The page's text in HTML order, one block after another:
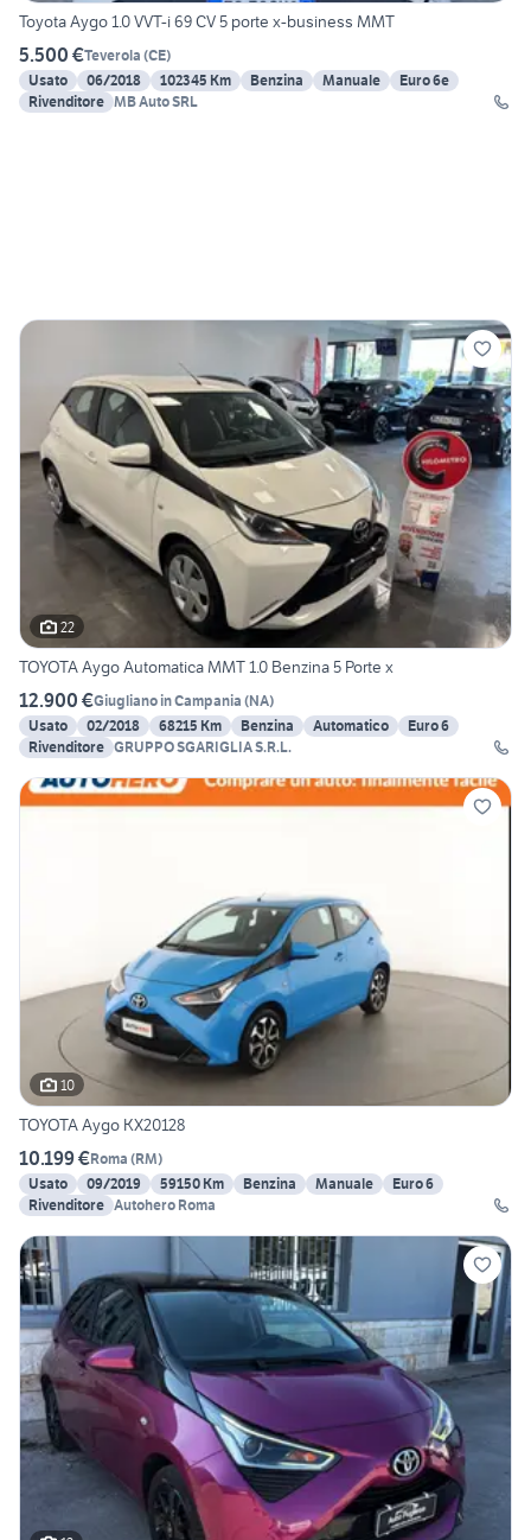
Toyota Aygo 1.0 VVT-i 69 CV 5 porte x-business MMT
5.500 €Teverola (CE)
Usato
06/2018 102345 Km Benzina Manuale
Euro 6e
Rivenditore MB Auto SRL
22
TOYOTA Aygo Automatica MMT 1.0 Benzina 5 Porte x
12.900 €Giugliano in Campania (NA)
Usato
02/2018 68215 Km Benzina Automatico
Euro 6
Rivenditore GRUPPO SGARIGLIA S.R.L.
10
TOYOTA Aygo KX20128
10.199 €Roma (RM)
Usato
09/2019 59150 Km Benzina Manuale
Euro 6
Rivenditore Autohero Roma